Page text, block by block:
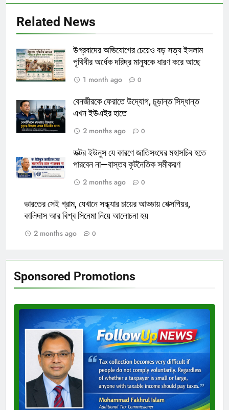
Related News
উগ্রবাদের অভিযোগের চেয়েও বড় সত্য ইসলাম
পৃথিবীর অর্ধেক দরিদ্র মানুষকে ধারণ করে আছে
1 month ago
0
বেনজীরকে ফেরাতে উদ্যোগ, চূড়ান্ত সিদ্ধান্ত
এখন ইউএইর হাতে
2 months ago
0
ডক্টর ইউনুস যে কারণে জাতিসংঘের মহাসচিব হতে
পারবেন না—বাস্তব কূটনৈতিক সমীকরণ
2 months ago
0
ভারতের সেই গ্রাম, যেখানে সন্ধ্যার চায়ের আড্ডায় শেক্সপিয়র,
কালিদাস আর বিশ্ব সিনেমা নিয়ে আলোচনা হয়
2 months ago
0
Sponsored Promotions
Test
Ad
3